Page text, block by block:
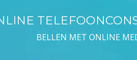
BELLEN MET ONLINE